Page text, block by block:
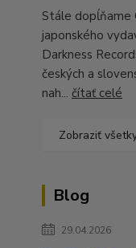
Stále dopĺňame
japonského
Darkness
českých a
nah... čítať celé
Zobraziť
Blog
29.04.2026